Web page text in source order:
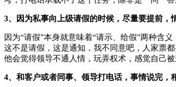
3、因为私事向上级请假的时候，尽量要提前，
因为“请假”本身就意味着“请示、给假”两种含
这不是请假，这是通知，我不同意吧，人家票
他会觉得领导不通人情，玩弄权术，感觉自己被
4、和客户或者同事、领导打电话，事情说完，